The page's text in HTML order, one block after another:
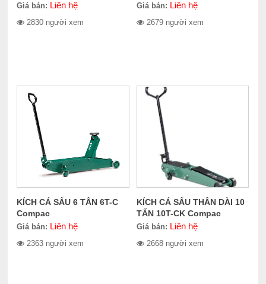
Giá bán: Liên hệ
2830 người xem
Giá bán: Liên hệ
2679 người xem
KÍCH CÁ SẤU 6 TÂN 6T-C
Compac
Giá bán: Liên hệ
2363 người xem
KÍCH CÁ SẤU THÂN DÀI 10
TẤN 10T-CK Compac
Giá bán: Liên hệ
2668 người xem